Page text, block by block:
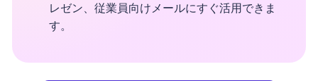
レゼン、従業員向けメールにすぐ活用できま
す。